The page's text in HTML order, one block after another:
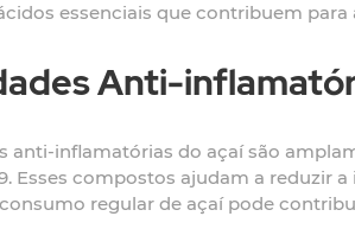
essenciais que contribuem
Anti-
anti-inflamatórias do açaí são
Esses compostos ajudam a reduzir
regular de açaí pode